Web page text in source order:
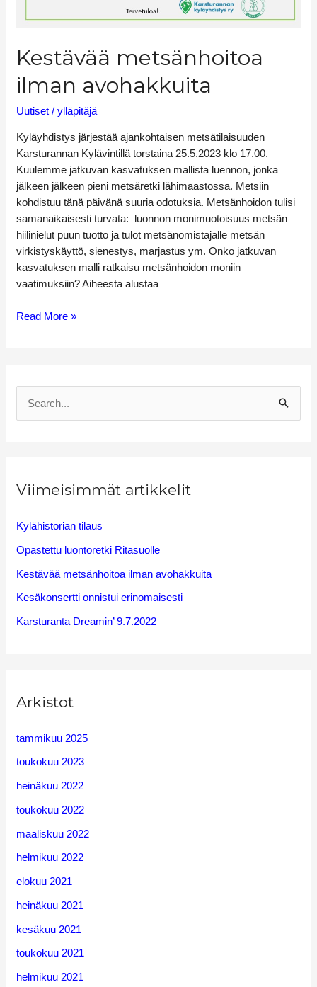
Kestävää metsänhoitoa
ilman avohakkuita
Uutiset /ylläpitäjä
Kyläyhdistys järjestää ajankohtaisen metsätilaisuuden
Karsturannan Kylävintillä torstaina 25.5.2023 klo 17.00.
Kuulemme jatkuvan kasvatuksen mallista luennon, jonka
jälkeen jälkeen pieni metsäretki lähimaastossa. Metsiin
kohdistuu tänä päivänä suuria odotuksia. Metsänhoidon tulisi
samanaikaisesti turvata: luonnon monimuotoisuus metsän
hiilinielut puun tuotto ja tulot metsänomistajalle metsän
virkistyskäyttö, sienestys, marjastus ym. Onko jatkuvan
kasvatuksen malli ratkaisu metsänhoidon moniin
vaatimuksiin? Aiheesta alustaa
Read More »
c
o
r
:
Viimeisimmät artikkelit
Kylähistorian tilaus
Opastettu luontoretki Ritasuolle
Kestävää metsänhoitoa ilman avohakkuita
Kesäkonsertti onnistui erinomaisesti
Karsturanta Dreamin’ 9.7.2022
Arkistot
tammikuu 2025
toukokuu 2023
heinäkuu 2022
toukokuu 2022
maaliskuu 2022
helmikuu 2022
elokuu 2021
heinäkuu 2021
kesäkuu 2021
toukokuu 2021
helmikuu 2021